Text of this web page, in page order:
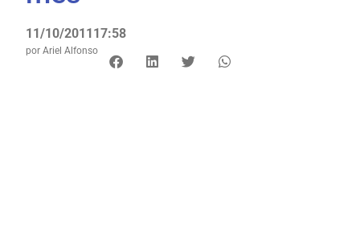
11/10/201117:58
por Ariel Alfonso